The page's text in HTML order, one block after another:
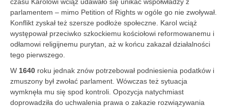
parlamentem – mimo Petition of Rights w ogóle go nie zwoływał.
Konflikt zyskał też szersze podłoże społeczne. Karol wciąż
występował przeciwko szkockiemu kościołowi reformowanemu i
odłamowi religijnemu purytan, aż w końcu zakazał działalności
tego pierwszego.
W 1640 roku jednak znów potrzebował podniesienia podatków i
zmuszony był zwołać parlament. Wówczas też sytuacja
wymknęła mu się spod kontroli. Opozycja natychmiast
doprowadziła do uchwalenia prawa o zakazie rozwiązywania